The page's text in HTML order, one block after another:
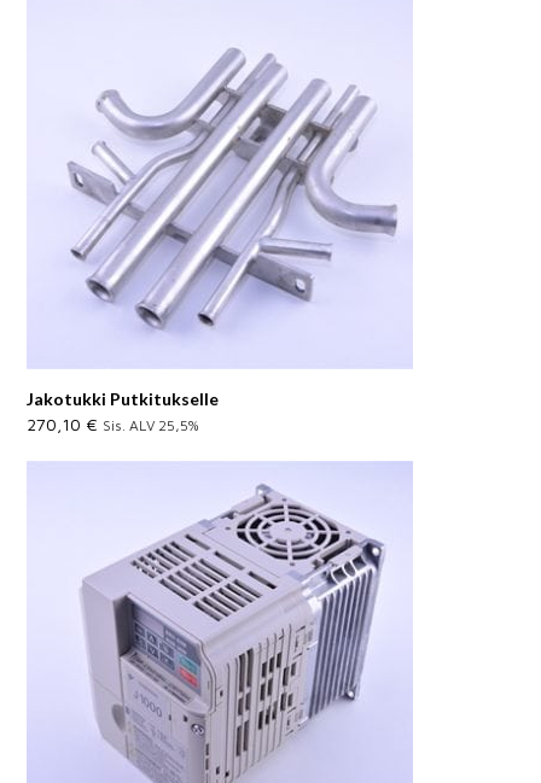
Jakotukki Putkitukselle
270,10 € Sis. ALV 25,5%